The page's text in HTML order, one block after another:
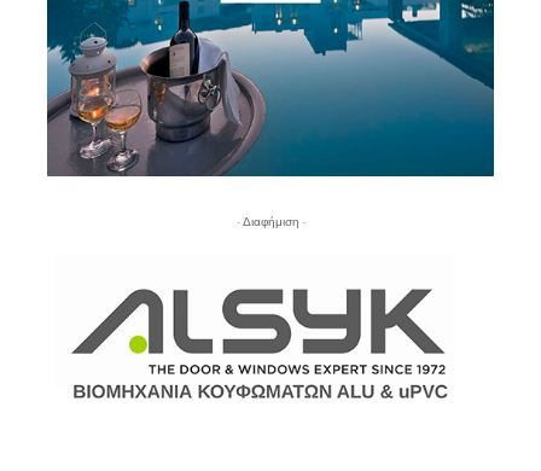
- Διαφήμιση -